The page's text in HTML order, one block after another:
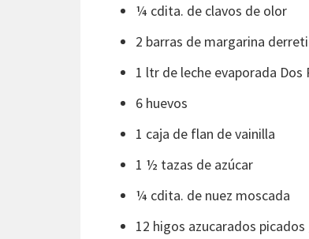
¼ cdita. de clavos de olor
2 barras de margarina
1 ltr de leche evaporada Dos
6 huevos
1 caja de flan de vainilla
1 ½ tazas de azúcar
¼ cdita. de nuez moscada
12 higos azucarados picados